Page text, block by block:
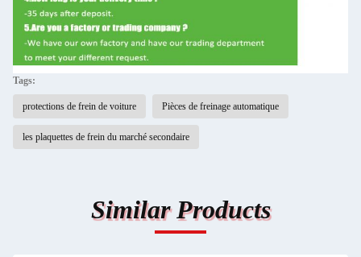
Tags:
protections de frein de voiture Pièces de freinage automatique
les plaquettes de frein du marché secondaire
Similar Products